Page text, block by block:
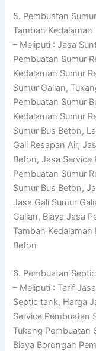
5. Pembuatan
Tambah Kedalaman
– Meliputi : Jasa
Pembuatan Sumur
Kedalaman Sumur
Sumur Galian,
Pembuatan Sumur
Kedalaman Sumur
Sumur Bus Beton,
Gali Resapan Air,
Beton, Jasa Service
Pembuatan Sumur
Sumur Bus Beton,
Jasa Gali Sumur
Galian, Biaya Jasa
Tambah Kedalaman
Beton
6. Pembuatan
– Meliputi : Tarif
Septic tank, Harga
Service Pembuatan
Tukang Pembuatan
Biaya Borongan